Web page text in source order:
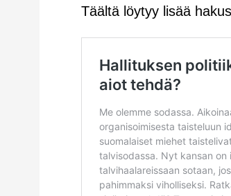
Täältä löytyy lisää